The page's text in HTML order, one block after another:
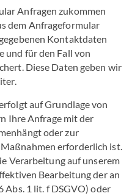
Anfragen zukommen
dem Anfrageformular
Kontaktdaten
und für den Fall von
Diese Daten geben wir
auf Grundlage von
Ihre Anfrage mit der
oder zur
erforderlich ist.
Verarbeitung auf unserem
Bearbeitung der an
Abs. 1 lit. f DSGVO) oder